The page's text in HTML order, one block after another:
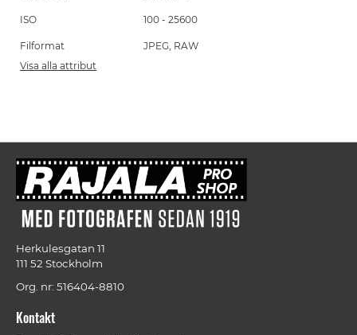
ISO 100 - 25600
Filformat
JPEG, RAW
Visa alla attribut
Herkulesgatan 11
111 52 Stockholm
Org. nr: 516404-8810
Kontakt